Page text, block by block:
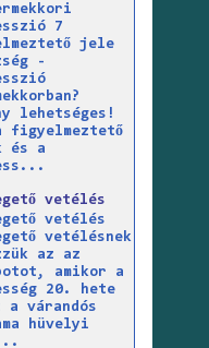
7
jele
-
lehetséges!
figyelmeztető
és a
vetélés
vetélés
vetélésnek
az az
amikor a
20. hete
várandós
hüvelyi